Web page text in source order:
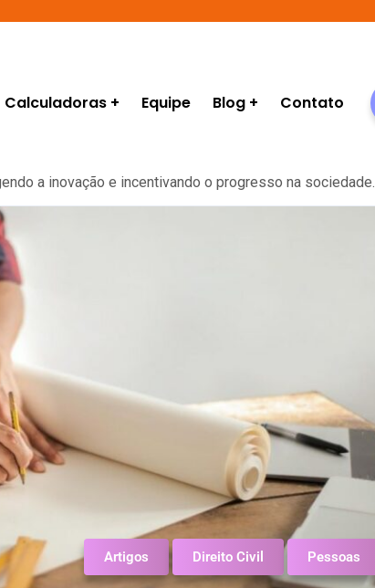
Calculadoras Equipe Blog Contato
a inovação e incentivando o progresso na sociedade.
Artigos Direito Civil Pessoas